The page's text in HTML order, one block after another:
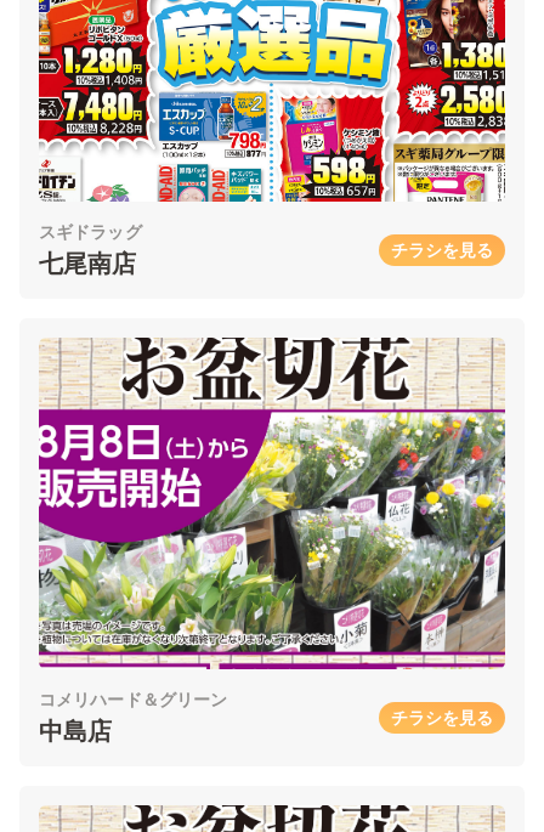
スギドラッグ
七尾南店 チラシを見る
コメリハード＆グリーン
中島店 チラシを見る